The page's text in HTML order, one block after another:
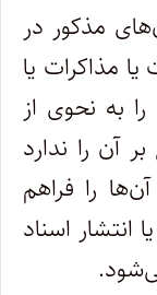
مذکور در
یا مذاکرات یا
به نحوی از
آن را ندارد
را فراهم
اسناد